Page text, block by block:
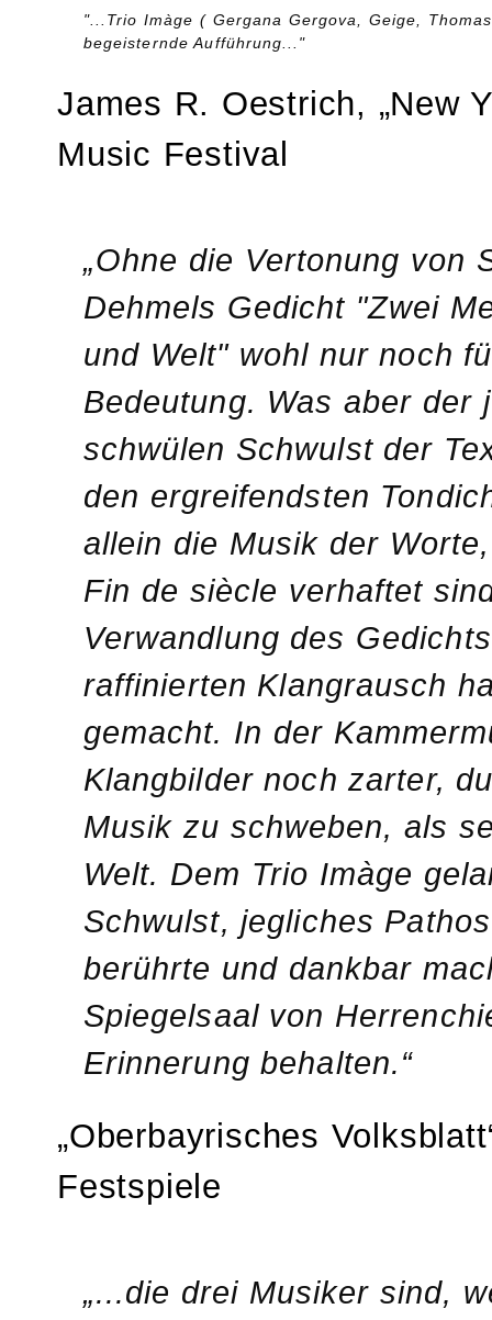
"...Trio Imàge ( Gergana Gergova, Geige,
begeisternde Aufführung..."
James R. Oestrich, „New
Music Festival
„Ohne die Vertonung von
Dehmels Gedicht "Zwei
und Welt" wohl nur noch
Bedeutung. Was aber der
schwülen Schwulst der
den ergreifendsten
allein die Musik der
Fin de siècle verhaftet
Verwandlung des
raffinierten Klangrausch
gemacht. In der
Klangbilder noch zarter,
Musik zu schweben, als
Welt. Dem Trio Imàge
Schwulst, jegliches
berührte und dankbar
Spiegelsaal von
Erinnerung behalten.“
„Oberbayrisches
Festspiele
„...die drei Musiker sind,